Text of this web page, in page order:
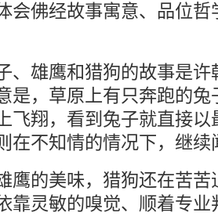
会佛经故事寓意、品位
、雄鹰和猎狗的故事是
是，草原上有只奔跑的
飞翔，看到兔子就直接
在不知情的情况下，继
鹰的美味，猎狗还在苦
靠灵敏的嗅觉、顺着专